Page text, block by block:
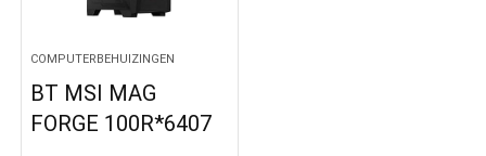
COMPUTERBEHUIZINGEN
BT MSI MAG
FORGE 100R*6407